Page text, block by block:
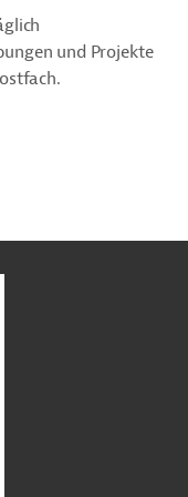
und Projekte